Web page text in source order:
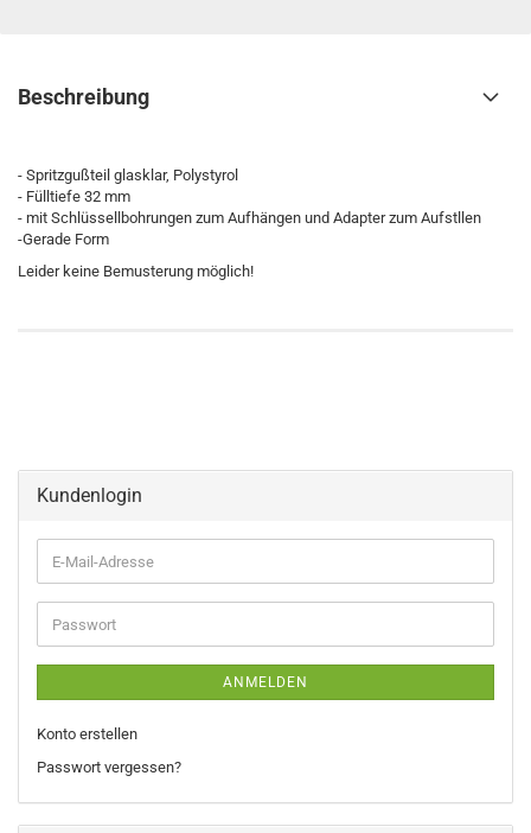
Beschreibung
- Spritzgußteil glasklar, Polystyrol
- Fülltiefe 32 mm
- mit Schlüssellbohrungen zum Aufhängen und Adapter zum Aufstllen
-Gerade Form
Leider keine Bemusterung möglich!
Kundenlogin
E-
Mail-
Adresse
Passwort
ANMELDEN
Konto erstellen
Passwort vergessen?